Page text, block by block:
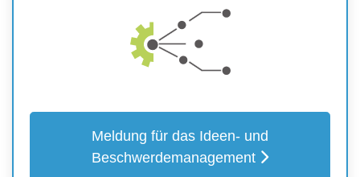
Meldung für das Ideen- und
Beschwerdemanagement